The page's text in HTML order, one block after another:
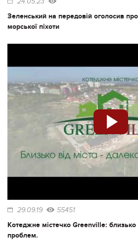
Зеленський на передовій оголосив
морської піхоти
29.09.19 55451
Котеджне містечко Greenville: близько
проблем.